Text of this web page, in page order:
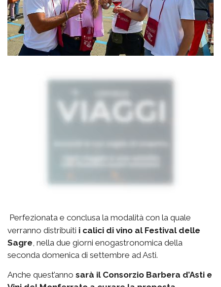
Perfezionata e conclusa la modalità con la quale
verranno distribuiti i calici di vino al Festival delle
Sagre, nella due giorni enogastronomica della
seconda domenica di settembre ad Asti.
Anche quest’anno sarà il Consorzio Barbera d’Asti e